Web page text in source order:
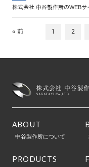
株式会社 中谷製作所のWEBサ
« 前 1 2
ABOUT
中谷製作所について
PRODUCTS